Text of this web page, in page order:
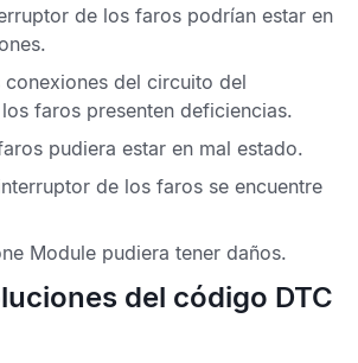
de los faros podrían estar en
conexiones del circuito del
faros presenten deficiencias.
pudiera estar en mal estado.
de los faros se encuentre
Module pudiera tener daños.
del código DTC